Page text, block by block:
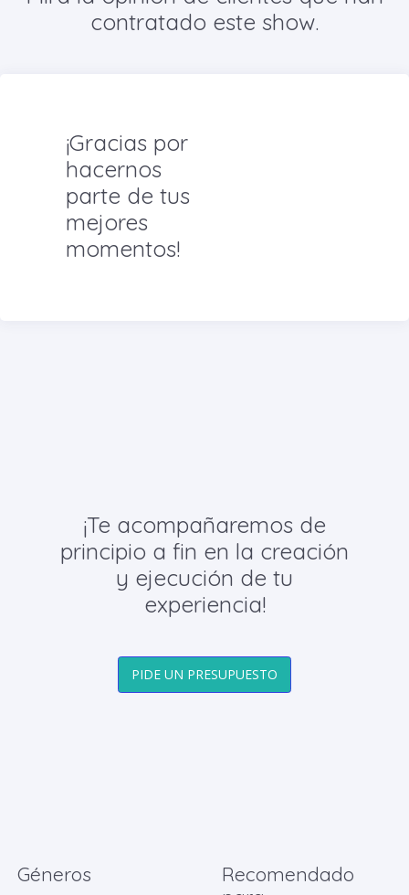
contratado este show.
¡Gracias por
hacernos
parte de tus
mejores
momentos!
¡Te acompañaremos de
principio a fin en la creación
y ejecución de tu
experiencia!
PIDE UN PRESUPUESTO
Géneros
Recomendado